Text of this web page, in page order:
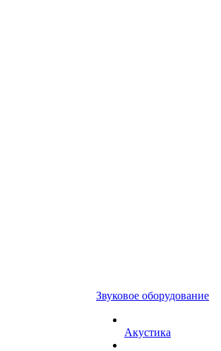
Звуковое оборудование
Акустика